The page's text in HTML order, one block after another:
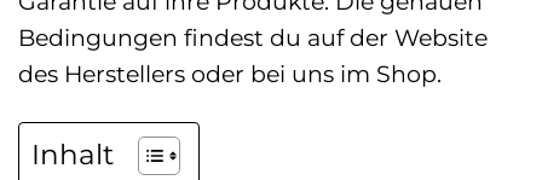
Bedingungen findest du auf der Website
des Herstellers oder bei uns im Shop.
Inhalt